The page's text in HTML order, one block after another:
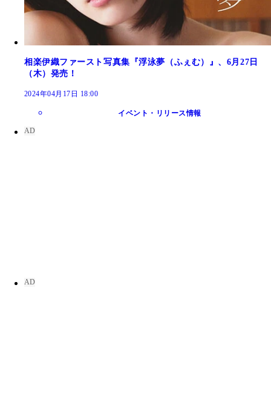
相楽伊織ファースト写真集『浮泳夢（ふぇむ）』、6月27日
（木）発売！
2024年04月17日 18:00
イベント・リリース情報